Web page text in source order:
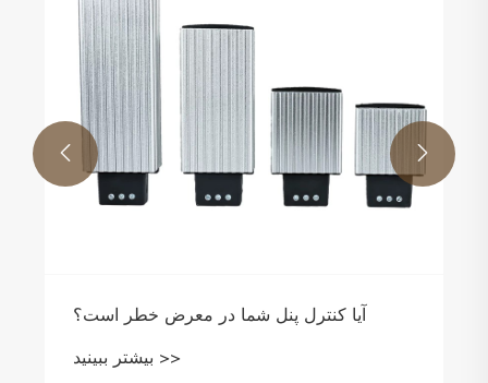
آیا کنترل پنل شما در معرض خطر است؟
بیشتر ببینید >>
 